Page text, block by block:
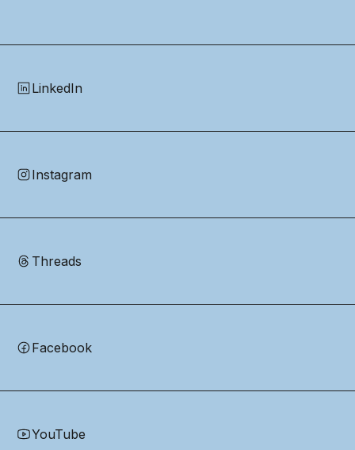
LinkedIn
Instagram
Threads
Facebook
YouTube